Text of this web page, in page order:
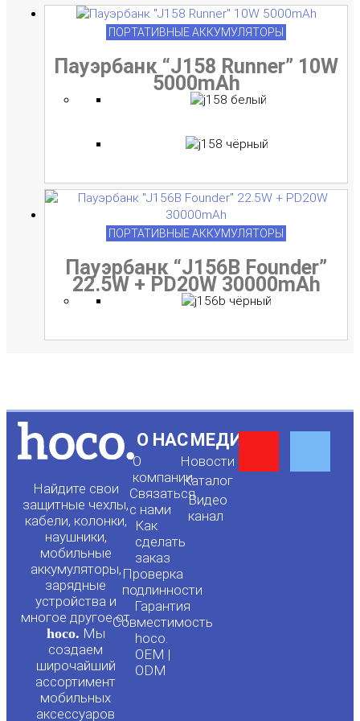
ПОРТАТИВНЫЕ АККУМУЛЯТОРЫ
Пауэрбанк “J158 Runner” 10W
5000mAh
ПОРТАТИВНЫЕ АККУМУЛЯТОРЫ
Пауэрбанк “J156B Founder”
22.5W + PD20W 30000mAh
Найдите свои
защитные чехлы,
кабели, колонки,
наушники,
мобильные
аккумуляторы,
зарядные
устройства и
многое другое от
hoco. Мы
создаем
широчайший
ассортимент
мобильных
аксессуаров
О НАС
О
компании
Связаться
с нами
Как
сделать
заказ
Проверка
подлинности
Гарантия
Совместимость
hoco.
OEM |
ODM
МЕДИА
Новости
Каталог
Видео
канал